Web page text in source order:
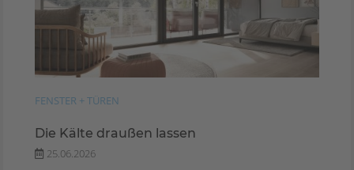
FENSTER + TÜREN
Die Kälte draußen lassen
25.06.2026